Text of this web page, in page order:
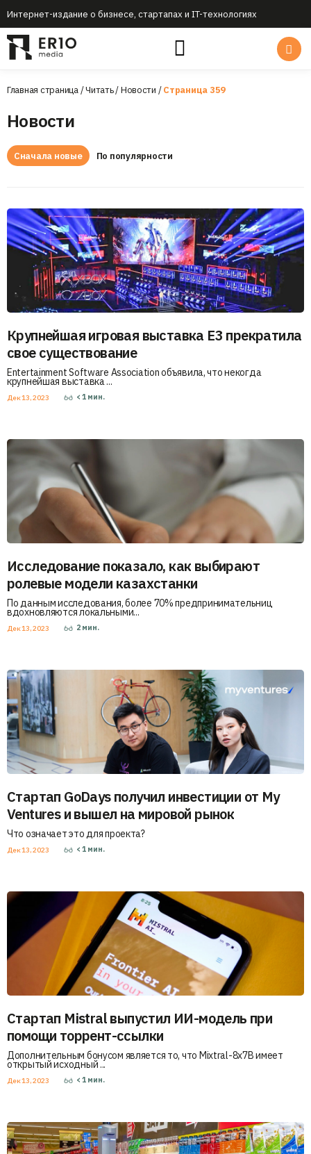
Интернет-издание о бизнесе, стартапах и IT-технологиях
Главная страница/Читать/Новости /Страница 359
Новости
Сначала новые По популярности
Крупнейшая игровая выставка E3 прекратила
свое существование
Entertainment Software Association объявила, что некогда
крупнейшая выставка ...
Дек 13, 2023 < 1 мин.
Исследование показало, как выбирают
ролевые модели казахстанки
По данным исследования, более 70% предпринимательниц
вдохновляются локальными...
Дек 13, 2023 2 мин.
Стартап GoDays получил инвестиции от My
Ventures и вышел на мировой рынок
Что означает это для проекта?
Дек 13, 2023 < 1 мин.
Стартап Mistral выпустил ИИ-модель при
помощи торрент-ссылки
Дополнительным бонусом является то, что Mixtral-8x7B имеет
открытый исходный ...
Дек 13, 2023 < 1 мин.